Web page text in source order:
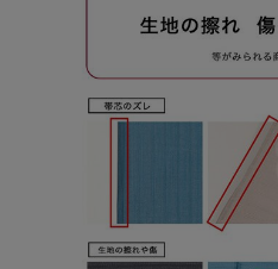
[返品・キャンセルについて]
初期不良のみ返品交換を承って
詳しくはこちらをご確認くださ